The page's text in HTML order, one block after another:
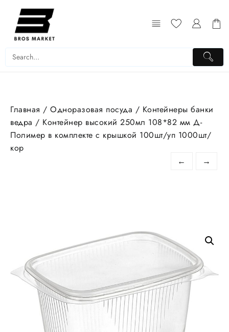
Перейти
содержимому
Главная / Одноразовая посуда / Контейнеры банки
ведра / Контейнер высокий 250мл 108*82 мм Д-
Полимер в комплекте с крышкой 100шт/уп 1000шт/
кор
←
→